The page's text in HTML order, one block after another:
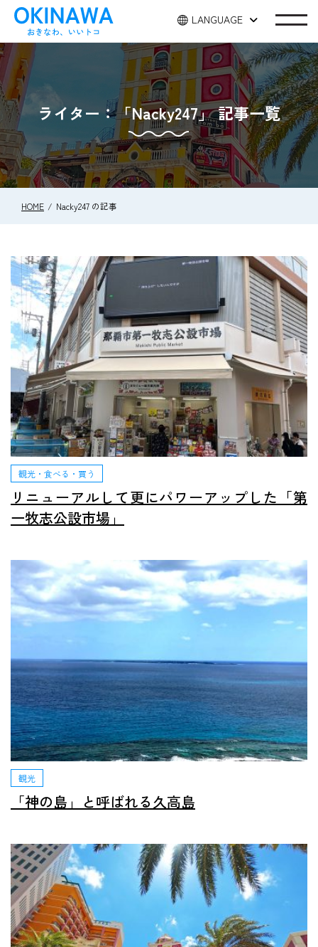
LANGUAGE
ライター：「Nacky247」 記事一覧
HOME Nacky247 の記事
観光・食べる・買う
リニューアルして更にパワーアップした「第
一牧志公設市場」
観光
「神の島」と呼ばれる久高島